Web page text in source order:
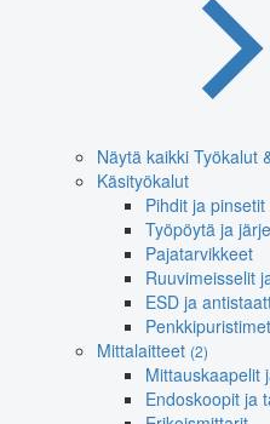
Näytä kaikki Työkalut
Käsityökalut
Pihdit ja pinsetit
Työpöytä ja
Pajatarvikkeet
Ruuvimeisselit
ESD ja
Mittalaitteet (2)
Mittauskaapelit
Endoskoopit ja